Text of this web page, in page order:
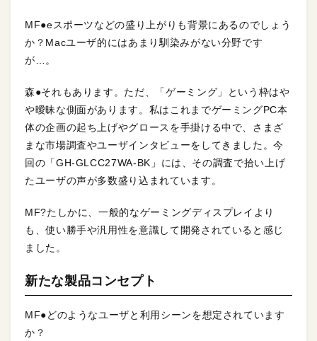
MF●eスポーツなどの盛り上がりも背景にあるのでしょう
か？Macユーザ的にはあまり馴染みがない分野です
が…。
森●それもあります。ただ、「ゲーミング」という枠はや
や曖昧な側面があります。私はこれまでゲーミングPC本
体の企画の起ち上げやグロースを手掛ける中で、さまざ
まな市場調査やユーザインタビューをしてきました。今
回の「GH-GLCC27WA-BK」には、その調査で拾い上げ
たユーザの声が多数盛り込まれています。
MF?たしかに、一般的なゲーミングディスプレイより
も、使い勝手や汎用性を意識して開発されていると感じ
ました。
新たな製品コンセプト
MF●どのようなユーザと利用シーンを想定されています
か？